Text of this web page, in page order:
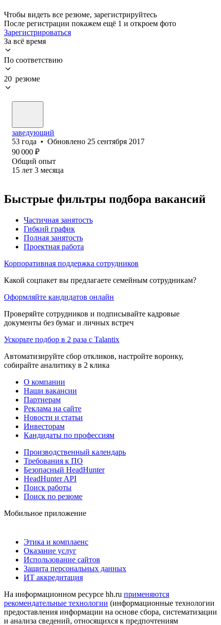
Чтобы видеть все резюме, зарегистрируйтесь
После регистрации покажем ещё 1 и откроем фото
Зарегистрироваться
За всё время
По соответствию
20 резюме
заведующий
53 года • Обновлено 25 сентября 2017
90 000 ₽
Общий опыт
15 лет 3 месяца
Быстрые фильтры подбора вакансий
Частичная занятость
Гибкий график
Полная занятость
Проектная работа
Корпоративная поддержка сотрудников
Какой соцпакет вы предлагаете семейным сотрудникам?
Оформляйте кандидатов онлайн
Проверяйте сотрудников и подписывайте кадровые
документы без бумаг и личных встреч
Ускорьте подбор в 2 раза с Talantix
Автоматизируйте сбор откликов, настройте воронку,
собирайте аналитику в 2 клика
О компании
Наши вакансии
Партнерам
Реклама на сайте
Новости и статьи
Инвесторам
Кандидаты по профессиям
Производственный календарь
Требования к ПО
Безопасный HeadHunter
HeadHunter API
Поиск работы
Поиск по резюме
Мобильное приложение
Этика и комплаенс
Оказание услуг
Использование сайтов
Защита персональных данных
ИТ аккредитация
На информационном ресурсе hh.ru применяются
рекомендательные технологии (информационные технологии
предоставления информации на основе сбора, систематизации
и анализа сведений, относящихся к предпочтениям